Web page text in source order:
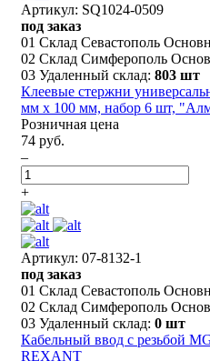
Артикул: SQ1024-0509
под заказ
01 Склад Севастополь
02 Склад Симферополь
03 Удаленный склад: 803 шт
Клеевые стержни
мм x 100 мм, набор 6 шт,
Розничная цена
74 руб.
–
+
Артикул: 07-8132-1
под заказ
01 Склад Севастополь
02 Склад Симферополь
03 Удаленный склад: 0 шт
Кабельный ввод с резьбой
REXANT